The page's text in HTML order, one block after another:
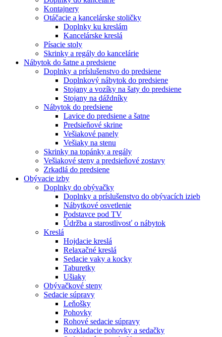
Kontajnery
Otáčacie a kancelárske stoličky
Doplnky ku kreslám
Kancelárske kreslá
Písacie stoly
Skrinky a regály do kancelárie
Nábytok do šatne a predsiene
Doplnky a príslušenstvo do predsiene
Doplnkový nábytok do predsiene
Stojany a vozíky na šaty do predsiene
Stojany na dáždníky
Nábytok do predsiene
Lavice do predsiene a šatne
Predsieňové skrine
Vešiakové panely
Vešiaky na stenu
Skrinky na topánky a regály
Vešiakové steny a predsieňové zostavy
Zrkadlá do predsiene
Obývacie izby
Doplnky do obývačky
Doplnky a príslušenstvo do obývacích izieb
Nábytkové osvetlenie
Podstavce pod TV
Údržba a starostlivosť o nábytok
Kreslá
Hojdacie kreslá
Relaxačné kreslá
Sedacie vaky a kocky
Taburetky
Ušiaky
Obývačkové steny
Sedacie súpravy
Leňošky
Pohovky
Rohové sedacie súpravy
Rozkladacie pohovky a sedačky